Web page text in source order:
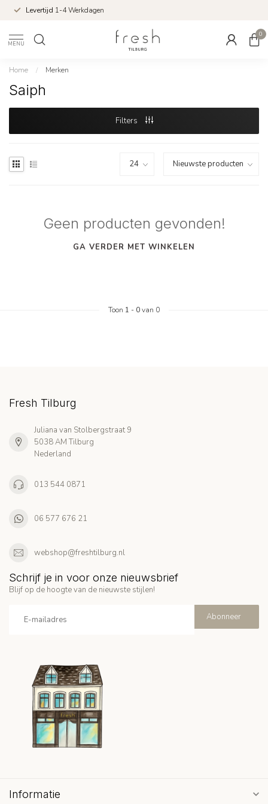
Levertijd 1-4 Werkdagen
MENU
0
Home / Merken
Saiph
Filters
Geen producten gevonden!
GA VERDER MET WINKELEN
Toon 1 - 0van 0
Fresh Tilburg
Juliana van Stolbergstraat 9
5038 AM Tilburg
Nederland
013 544 0871
06 577 676 21
webshop@freshtilburg.nl
Schrijf je in voor onze nieuwsbrief
Blijf op de hoogte van de nieuwste stijlen!
Abonneer
Informatie